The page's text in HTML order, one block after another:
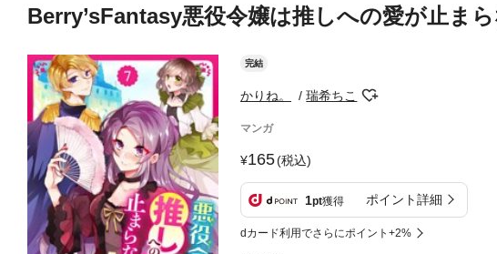
Berry’sFantasy悪役令嬢は推しへの愛が止ま
完結
かりね。 瑞希ちこ
マンガ
165(税込)
1pt獲得 ポイント詳細
dカード利用でさらにポイント+2%